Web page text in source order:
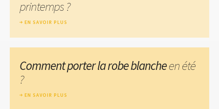
printemps ?
EN SAVOIR PLUS
Comment porter la robe blancheen été
?
EN SAVOIR PLUS